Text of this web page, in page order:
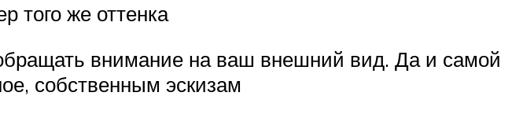
того же оттенка
внимание на ваш внешний вид. Да и самой
собственным эскизам